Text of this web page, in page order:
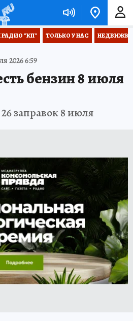
"КП" ТОЛЬКО У НАС НЕДВИЖКА
2026 6:59
бензин 8 июля
заправок 8 июля